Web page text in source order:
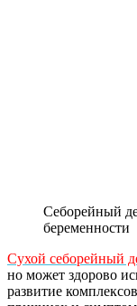
Себорейный
беременности
Сухой себорейный
но может здорово
развитие